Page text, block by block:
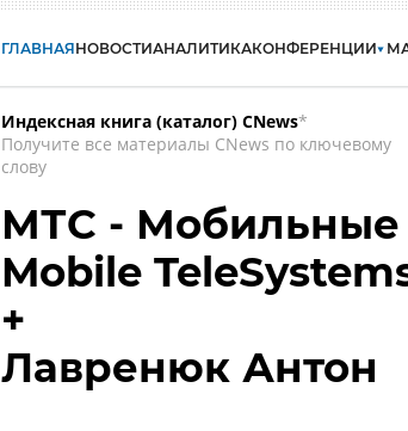
ГЛАВНАЯНОВОСТИАНАЛИТИКАКОНФЕРЕНЦИИ
Индексная книга (каталог) CNews*
Получите все материалы CNews по ключевому
слову
МТС - Мобильные
Mobile
+
Лавренюк Антон